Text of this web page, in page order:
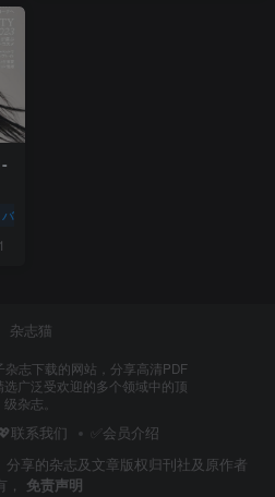
ザー)
杂志猫
志下载的网站，分享高清PDF
广泛受欢迎的多个领域中的顶
级杂志。
联系我们
✅会员介绍
享的杂志及文章版权归刊社及原作者
， 免责声明